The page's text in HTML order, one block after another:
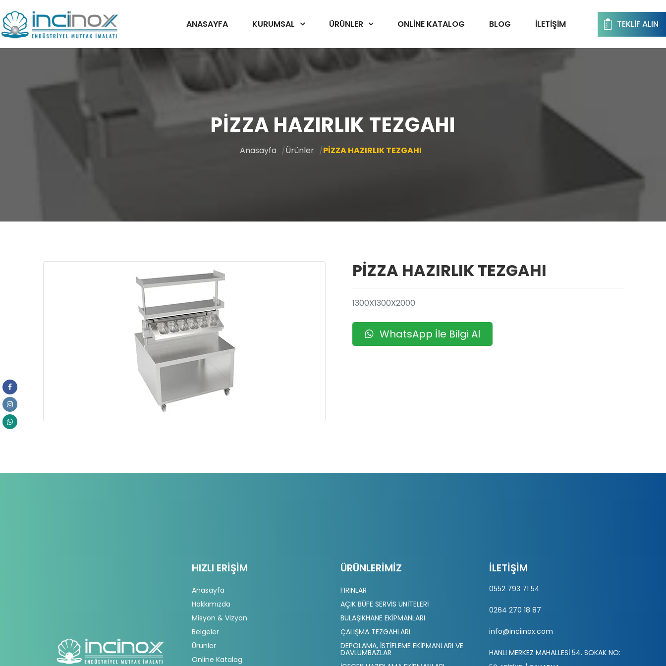
ANASAYFA KURUMSAL ÜRÜNLER ONLINE KATALOG BLOG İLETIŞIM TEKLIF ALIN
PİZZA HAZIRLIK TEZGAHI
Anasayfa Ürünler PİZZA HAZIRLIK TEZGAHI
PİZZA HAZIRLIK TEZGAHI
1300X1300X2000
WhatsApp İle Bilgi Al
HIZLI ERIŞIM
Anasayfa
Hakkımızda
Misyon & Vizyon
Belgeler
Ürünler
Online Katalog
ÜRÜNLERIMIZ
FIRINLAR
AÇIK BÜFE SERVİS ÜNİTELERİ
BULAŞIKHANE EKİPMANLARI
ÇALIŞMA TEZGAHLARI
DEPOLAMA, İSTİFLEME EKİPMANLARI VE
DAVLUMBAZLAR
İLETIŞIM
0552 793 71 54
0264 270 18 87
info@inciinox.com
HANLI MERKEZ MAHALLESİ 54. SOKAK NO: